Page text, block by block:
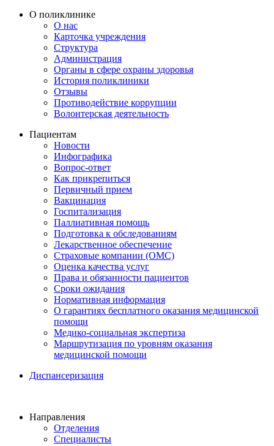
О поликлинике
О нас
Карточка учреждения
Структура
Администрация
Органы в сфере охраны здоровья
История поликлиники
Отзывы
Противодействие коррупции
Волонтерская деятельность
Пациентам
Новости
Инфографика
Вопрос-ответ
Как прикрепиться
Первичный прием
Вакцинация
Госпитализация
Паллиативная помощь
Подготовка к обследованиям
Лекарственное обеспечение
Страховые компании (ОМС)
Оценка качества услуг
Права и обязанности пациентов
Сроки ожидания
Нормативная информация
О гарантиях бесплатного оказания медицинской
помощи
Медико-социальная экспертиза
Маршрутизация по уровням оказания
медицинской помощи
Диспансеризация
Направления
Отделения
Специалисты